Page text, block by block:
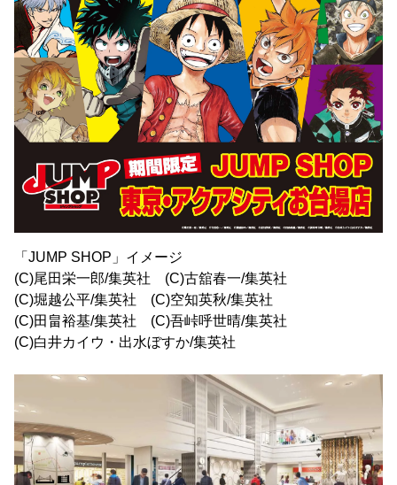
「JUMP SHOP」イメージ
(C)尾田栄一郎/集英社 (C)古舘春一/集英社
(C)堀越公平/集英社 (C)空知英秋/集英社
(C)田畠裕基/集英社 (C)吾峠呼世晴/集英社
(C)白井カイウ・出水ぼすか/集英社